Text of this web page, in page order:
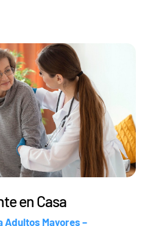
en Casa
Adultos Mayores –